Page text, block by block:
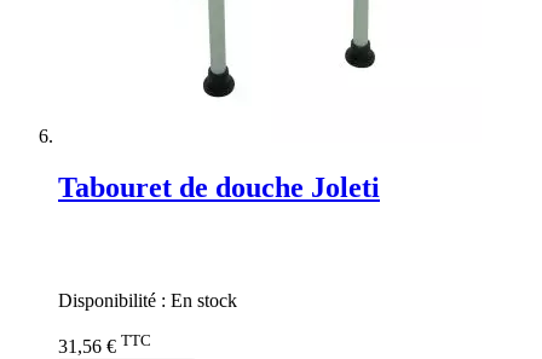
Tabouret de douche Joleti
Disponibilité : En stock
31,56 € TTC